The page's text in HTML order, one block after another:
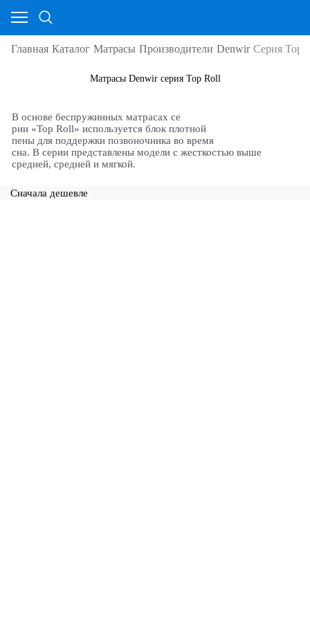
Главная Каталог Матрасы Производители Denwir Серия Top
Матрасы Denwir серия Top Roll
В основе беспружинных матрасах се
рии «Top Roll» используется блок плотной
пены для поддержки позвоночника во время
сна. В серии представлены модели с жесткостью выше
средней, средней и мягкой.
Сначала дешевле